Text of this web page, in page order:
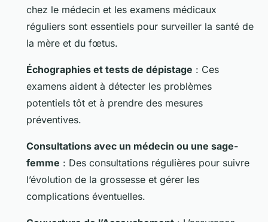
chez le médecin et les examens médicaux
réguliers sont essentiels pour surveiller la santé de
la mère et du fœtus.
Échographies et tests de dépistage : Ces
examens aident à détecter les problèmes
potentiels tôt et à prendre des mesures
préventives.
Consultations avec un médecin ou une sage-
femme : Des consultations régulières pour suivre
l’évolution de la grossesse et gérer les
complications éventuelles.